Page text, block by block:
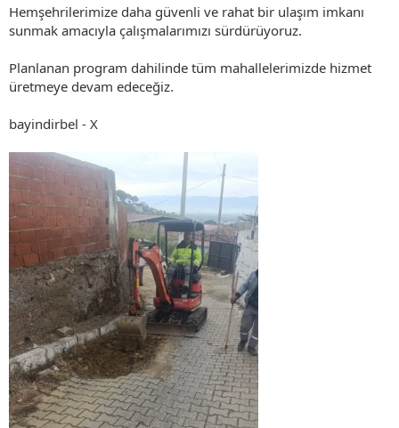
Hemşehrilerimize daha güvenli ve rahat bir ulaşım imkanı
sunmak amacıyla çalışmalarımızı sürdürüyoruz.
Planlanan program dahilinde tüm mahallelerimizde hizmet
üretmeye devam edeceğiz.
bayindirbel - X